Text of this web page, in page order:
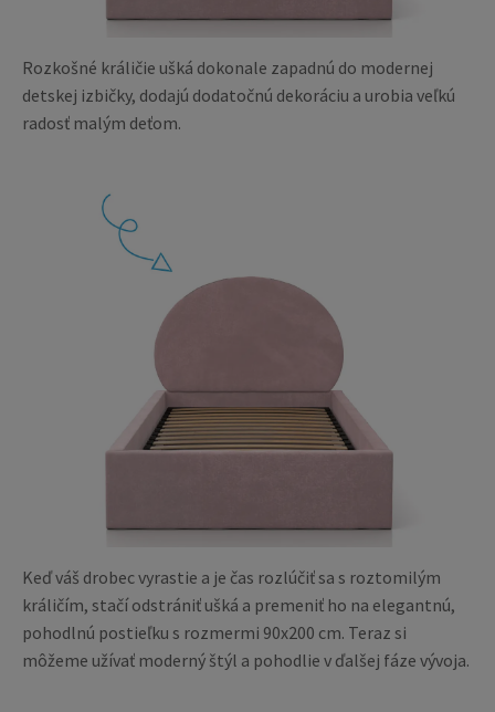
Rozkošné králičie ušká dokonale zapadnú do modernej
detskej izbičky, dodajú dodatočnú dekoráciu a urobia veľkú
radosť malým deťom.
Keď váš drobec vyrastie a je čas rozlúčiť sa s roztomilým
králičím, stačí odstrániť ušká a premeniť ho na elegantnú,
pohodlnú postieľku s rozmermi 90x200 cm. Teraz si
môžeme užívať moderný štýl a pohodlie v ďalšej fáze vývoja.